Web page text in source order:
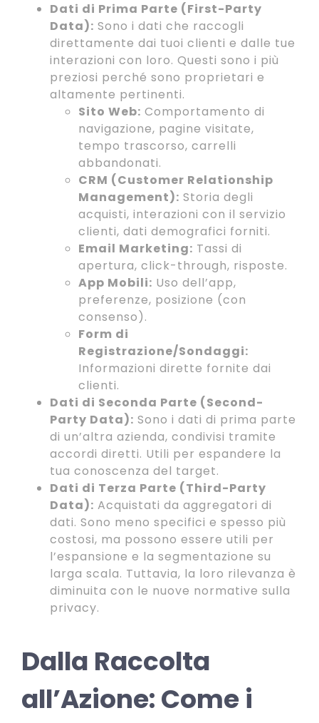
Dati di Prima Parte (First-Party
Data): Sono i dati che raccogli
direttamente dai tuoi clienti e dalle tue
interazioni con loro. Questi sono i più
preziosi perché sono proprietari e
altamente pertinenti.
Sito Web: Comportamento di
navigazione, pagine visitate,
tempo trascorso, carrelli
abbandonati.
CRM (Customer Relationship
Management): Storia degli
acquisti, interazioni con il servizio
clienti, dati demografici forniti.
Email Marketing: Tassi di
apertura, click-through, risposte.
App Mobili: Uso dell’app,
preferenze, posizione (con
consenso).
Form di
Registrazione/Sondaggi:
Informazioni dirette fornite dai
clienti.
Dati di Seconda Parte (Second-
Party Data): Sono i dati di prima parte
di un’altra azienda, condivisi tramite
accordi diretti. Utili per espandere la
tua conoscenza del target.
Dati di Terza Parte (Third-Party
Data): Acquistati da aggregatori di
dati. Sono meno specifici e spesso più
costosi, ma possono essere utili per
l’espansione e la segmentazione su
larga scala. Tuttavia, la loro rilevanza è
diminuita con le nuove normative sulla
privacy.
Dalla Raccolta
all’Azione: Come i